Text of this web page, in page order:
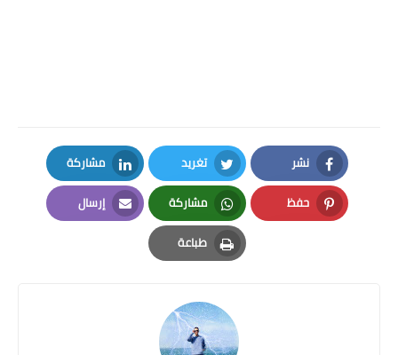
نشر
Facebook
تغريد
Twitter
مشاركة
LinkedIn
حفظ
Pinterest
مشاركة
Whatsapp
إرسال
Email
طباعة
Print